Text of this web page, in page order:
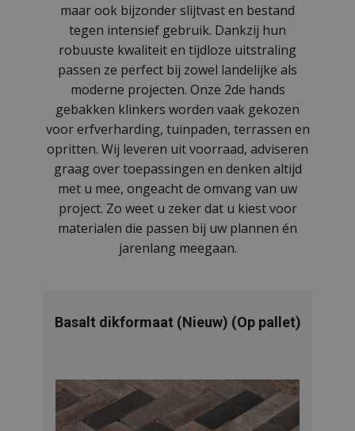
maar ook bijzonder slijtvast en bestand
tegen intensief gebruik. Dankzij hun
robuuste kwaliteit en tijdloze uitstraling
passen ze perfect bij zowel landelijke als
moderne projecten. Onze 2de hands
gebakken klinkers worden vaak gekozen
voor erfverharding, tuinpaden, terrassen en
opritten. Wij leveren uit voorraad, adviseren
graag over toepassingen en denken altijd
met u mee, ongeacht de omvang van uw
project. Zo weet u zeker dat u kiest voor
materialen die passen bij uw plannen én
jarenlang meegaan.
Basalt dikformaat (Nieuw) (Op pallet)